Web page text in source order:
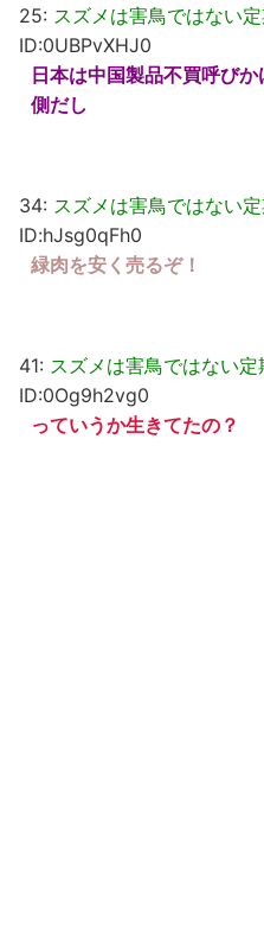
25: スズメは害鳥ではない
ID:0UBPvXHJ0
日本は中国製品不買呼び
側だし
34: スズメは害鳥ではない
ID:hJsg0qFh0
緑肉を安く売るぞ！
41: スズメは害鳥ではない定
ID:0Og9h2vg0
っていうか生きてたの？